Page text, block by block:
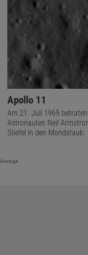
Apollo 11
Am 21. Juli 1969
Astronauten Neil
Stiefel in den Mondstaub.
Anzeige